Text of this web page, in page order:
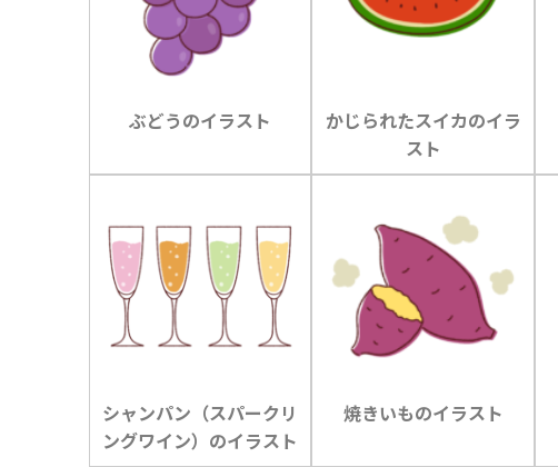
ぶどうのイラスト
かじられたスイカのイラ
スト
シャンパン（スパークリ
ングワイン）のイラスト
焼きいものイラスト